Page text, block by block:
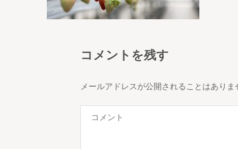
コメントを残す
メールアドレスが公開されることはありま